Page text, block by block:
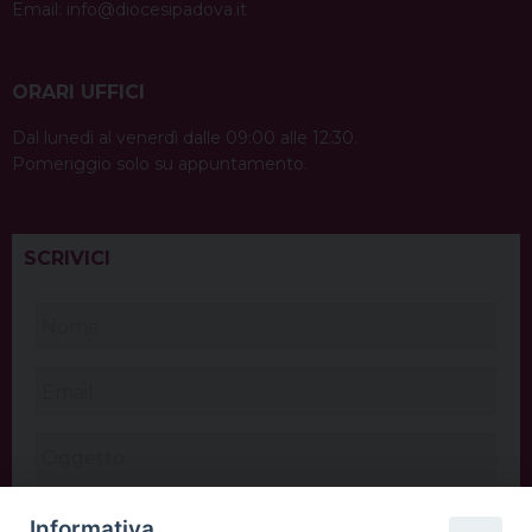
Email: info@diocesipadova.it
ORARI UFFICI
Dal lunedì al venerdì dalle 09:00 alle 12:30.
Pomeriggio solo su appuntamento.
SCRIVICI